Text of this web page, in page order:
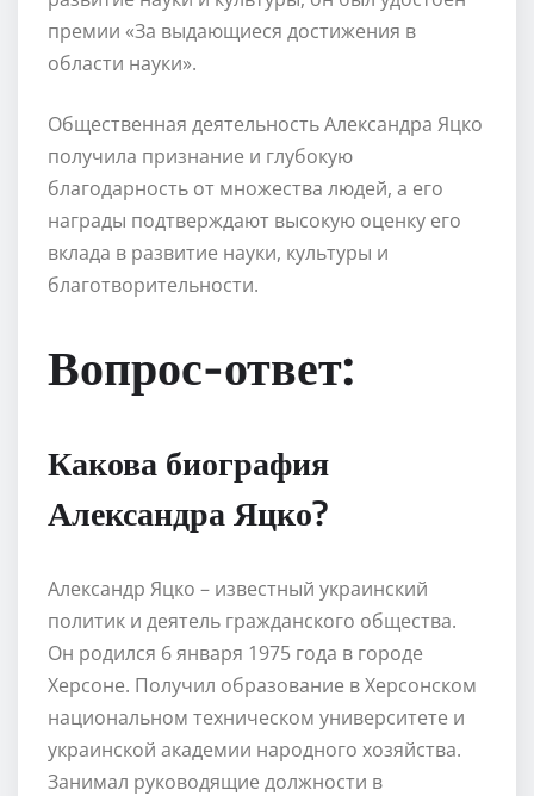
премии «За выдающиеся достижения в
области науки».
Общественная деятельность Александра Яцко
получила признание и глубокую
благодарность от множества людей, а его
награды подтверждают высокую оценку его
вклада в развитие науки, культуры и
благотворительности.
Вопрос-ответ:
Какова биография
Александра Яцко?
Александр Яцко – известный украинский
политик и деятель гражданского общества.
Он родился 6 января 1975 года в городе
Херсоне. Получил образование в Херсонском
национальном техническом университете и
украинской академии народного хозяйства.
Занимал руководящие должности в